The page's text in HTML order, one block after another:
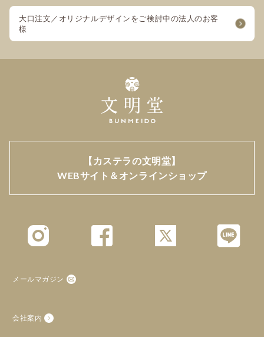
大口注文／オリジナルデザインをご検討中の法人のお客
様
【カステラの文明堂】
WEBサイト＆オンラインショップ
メールマガジン
会社案内